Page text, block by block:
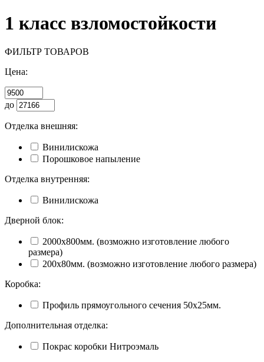
1 класс взломостойкости
ФИЛЬТР ТОВАРОВ
Цена:
до
Отделка внешняя:
Винилискожа
Порошковое напыление
Отделка внутренняя:
Винилискожа
Дверной блок:
2000х800мм. (возможно изготовление любого
размера)
200х80мм. (возможно изготовление любого размера)
Коробка:
Профиль прямоугольного сечения 50х25мм.
Дополнительная отделка:
Покрас коробки Нитроэмаль